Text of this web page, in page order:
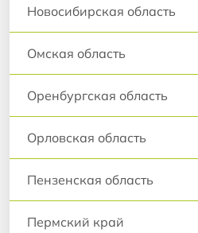
Новосибирская область
Омская область
Оренбургская область
Орловская область
Пензенская область
Пермский край